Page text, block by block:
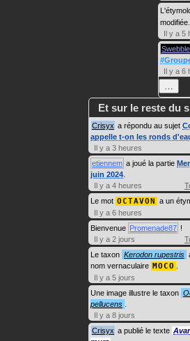
modifiée.
Il y a 5
Swebble
Il y a 6
Et sur le reste du
Crisyx a répondu au sujet
appelle t-on les ronds
Il y a 3 heures
etiennem a joué la partie
juin 2024
Il y a 4 heures
Le mot OCTAVON a un
Il y a 6 heures
Bienvenue Promenade87 !
Il y a 2 jours
Le taxon Kerodon rupestris
nom vernaculaire MOCO
Il y a 5 jours
Une image illustre le taxon
pellucens
Il y a 8 jours
Crisyx a publié le texte